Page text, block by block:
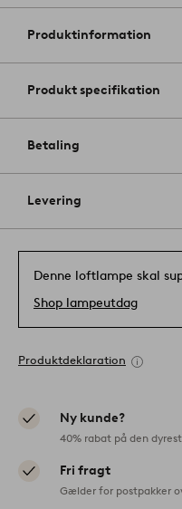
Produktinformation
Produkt specifikation
Betaling
Levering
Denne loftlampe skal
Shop lampeutdag
Produktdeklaration
Ny kunde?
40% rabat på den
Fri fragt
Gælder for postpakker